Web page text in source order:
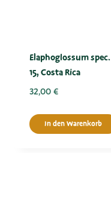
Elaphoglossum spec.
15, Costa Rica
32,00 €
In den Warenkorb